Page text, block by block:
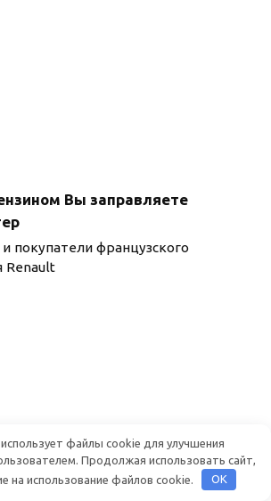
Вы заправляете
покупатели французского
Renault
файлы cookie для улучшения
Продолжая использовать сайт,
на использование файлов cookie.
OK